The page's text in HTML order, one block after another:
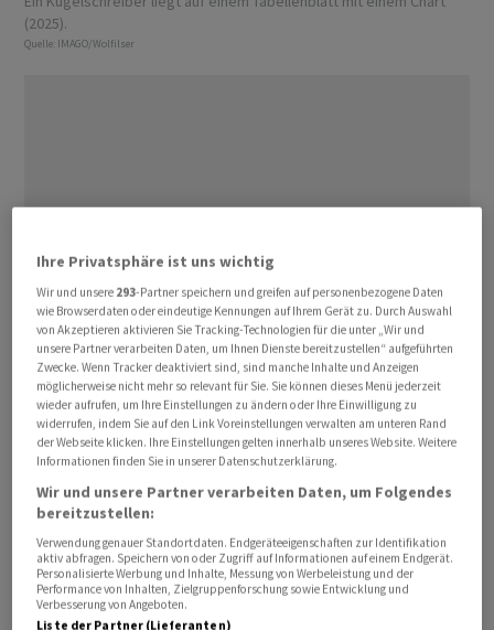
(2025).
Quelle: IMAGO/Wolfilser
Analyst Tim Ritschar vom Broker Activtrades sah indes
«den alles entscheidenden Durchbruch» geschafft. Der
Dax habe am Vortag dank eines moderaten Plus
oberhalb der «magischen Schallmauer» von 25.000
Punkten geschlossen. Trotz aller chronisch negativen
Nachrichten zur deutschen Wirtschaft setzten die
Investoren auf eine bessere Zukunft.
Ihre Privatsphäre ist uns wichtig
Wir und unsere 293-Partner speichern und greifen auf personenbezogene Daten
wie Browserdaten oder eindeutige Kennungen auf Ihrem Gerät zu. Durch Auswahl
von Akzeptieren aktivieren Sie Tracking-Technologien für die unter „Wir und
unsere Partner verarbeiten Daten, um Ihnen Dienste bereitzustellen“ aufgeführten
Zwecke. Wenn Tracker deaktiviert sind, sind manche Inhalte und Anzeigen
möglicherweise nicht mehr so relevant für Sie. Sie können dieses Menü jederzeit
wieder aufrufen, um Ihre Einstellungen zu ändern oder Ihre Einwilligung zu
widerrufen, indem Sie auf den Link Voreinstellungen verwalten am unteren Rand
der Webseite klicken. Ihre Einstellungen gelten innerhalb unseres Website. Weitere
Informationen finden Sie in unserer Datenschutzerklärung.
Wir und unsere Partner verarbeiten Daten, um Folgendes
bereitzustellen:
Verwendung genauer Standortdaten. Endgeräteeigenschaften zur Identifikation
aktiv abfragen. Speichern von oder Zugriff auf Informationen auf einem Endgerät.
Personalisierte Werbung und Inhalte, Messung von Werbeleistung und der
Performance von Inhalten, Zielgruppenforschung sowie Entwicklung und
Verbesserung von Angeboten.
Liste der Partner (Lieferanten)